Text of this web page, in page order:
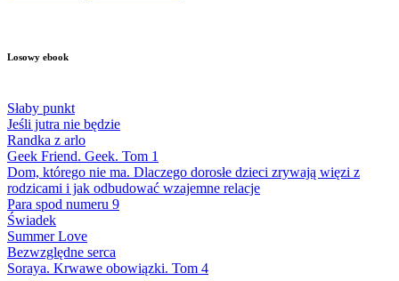
Losowy ebook
Słaby punkt
Jeśli jutra nie będzie
Randka z arlo
Geek Friend. Geek. Tom 1
Dom, którego nie ma. Dlaczego dorosłe dzieci zrywają więzi z
rodzicami i jak odbudować wzajemne relacje
Para spod numeru 9
Świadek
Summer Love
Bezwzględne serca
Soraya. Krwawe obowiązki. Tom 4